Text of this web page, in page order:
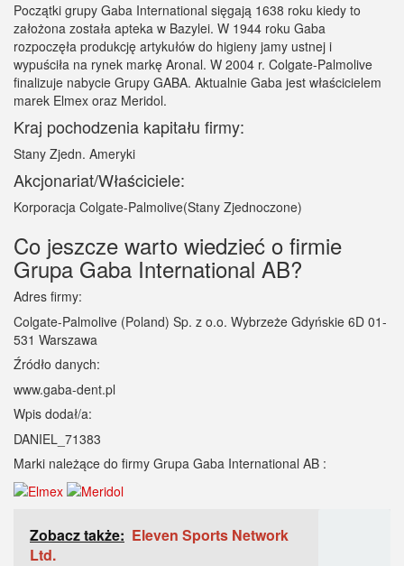
Początki grupy Gaba International sięgają 1638 roku kiedy to
założona została apteka w Bazylei. W 1944 roku Gaba
rozpoczęła produkcję artykułów do higieny jamy ustnej i
wypuściła na rynek markę Aronal. W 2004 r. Colgate-Palmolive
finalizuje nabycie Grupy GABA. Aktualnie Gaba jest właścicielem
marek Elmex oraz Meridol.
Kraj pochodzenia kapitału firmy:
Stany Zjedn. Ameryki
Akcjonariat/Właściciele:
Korporacja Colgate-Palmolive(Stany Zjednoczone)
Co jeszcze warto wiedzieć o firmie
Grupa Gaba International AB?
Adres firmy:
Colgate-Palmolive (Poland) Sp. z o.o. Wybrzeże Gdyńskie 6D 01-
531 Warszawa
Źródło danych:
www.gaba-dent.pl
Wpis dodał/a:
DANIEL_71383
Marki należące do firmy Grupa Gaba International AB :
Zobacz także: Eleven Sports Network
Ltd.